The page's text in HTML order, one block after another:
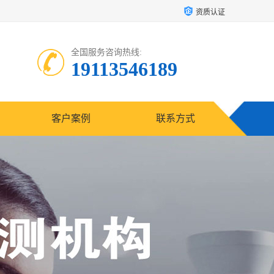
资质认证
全国服务咨询热线:
19113546189
客户案例 联系方式